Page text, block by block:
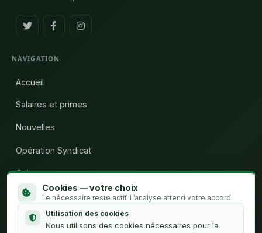
NAVIGATION
Accueil
Salaires et primes
Nouvelles
Opération Syndicat
Qui sommes-nous
Calculateur H.C.
Contact
Cookies — votre choix
Le nécessaire reste actif. L’analyse attend votre accord.
Utilisation des cookies
Nous utilisons des cookies nécessaires pour la